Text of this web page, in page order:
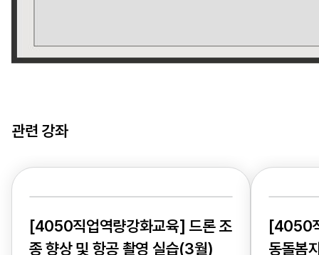
관련 강좌
[4050직업역량강화교육] 드론 조
종 향상 및 항공 촬영 실습(3월)
[4050
동돌봄